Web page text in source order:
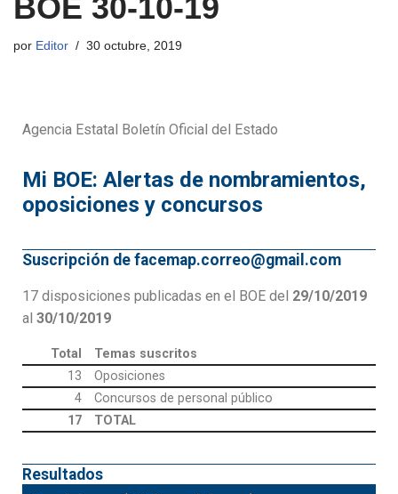
BOE 30-10-19
por Editor 30 octubre, 2019
Agencia Estatal Boletín Oficial del Estado
Mi BOE: Alertas de nombramientos,
oposiciones y concursos
Suscripción de facemap.correo@gmail.com
17 disposiciones publicadas en el BOE del 29/10/2019
al 30/10/2019
Total
Temas suscritos
13
Oposiciones
4
Concursos de personal público
17
TOTAL
Resultados